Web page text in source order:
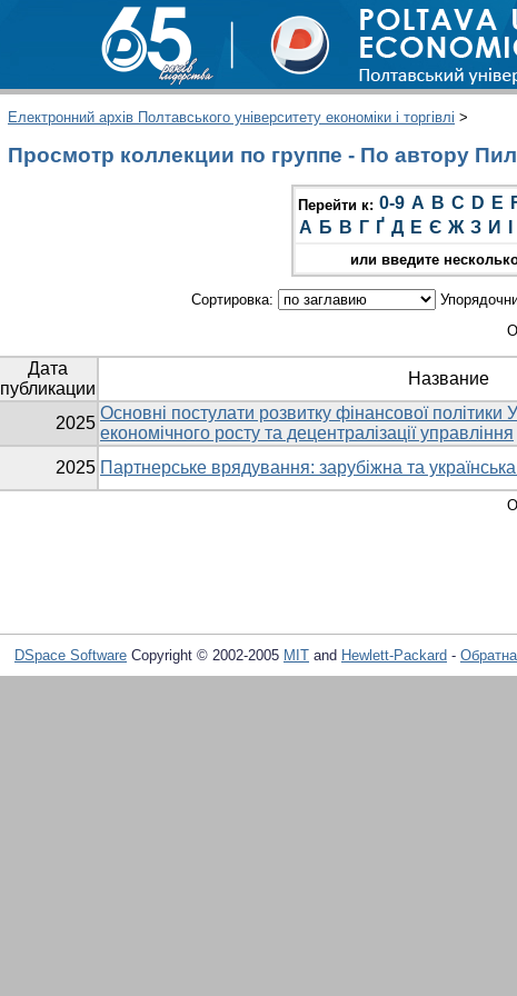
Електронний архів Полтавського університету економіки і торгівлі >
Просмотр коллекции по группе - По автору
Перейти к: 0-9 A B C D E
А Б В Г Ґ Д Е Є Ж З И
или введите
Сортировка:
Дата
публикации
Название
2025
Основні постулати розвитку фінансової політики
економічного росту та децентралізації управління
2025 Партнерське врядування: зарубіжна та
DSpace Software Copyright © 2002-2005 MIT and Hewlett-Packard -